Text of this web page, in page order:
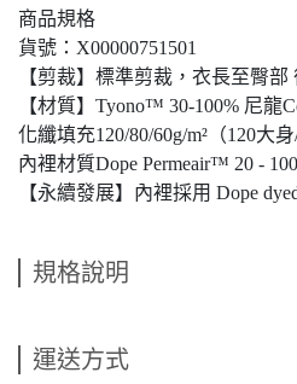
商品規格
貨號：X00000751501
【剪裁】標準剪裁，衣長至臀
【材質】Tyono™ 30-100% 尼龍
化纖填充120/80/60g/m²（120大身
內裡材質Dope Permeair™ 20 -
【永續發展】內裡採用 Dope
規格說明
運送方式